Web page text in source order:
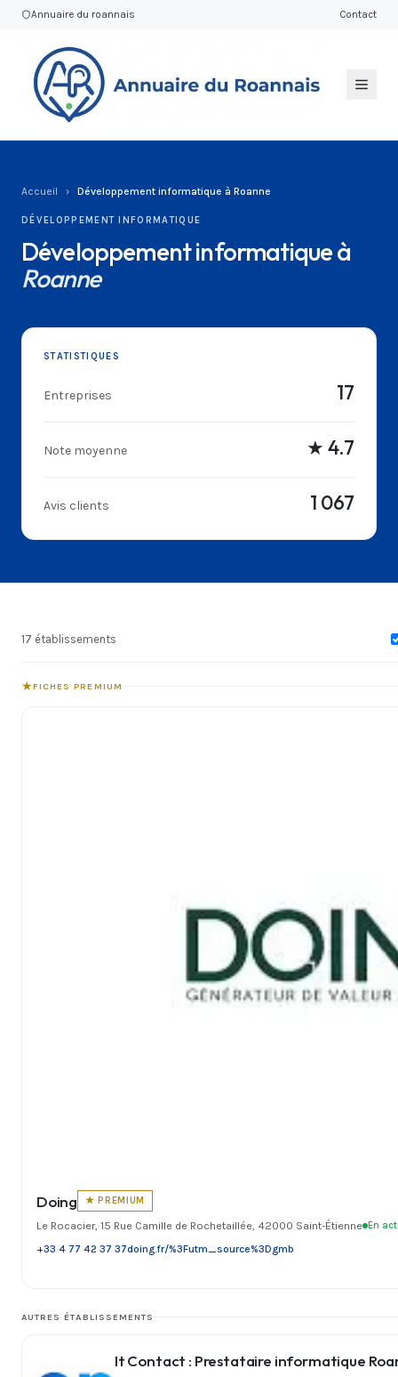
Annuaire du roannais Contact
Accueil › Développement informatique à Roanne
DÉVELOPPEMENT INFORMATIQUE
Développement informatique à
Roanne
STATISTIQUES
Entreprises 17
Note moyenne ★ 4.7
Avis clients 1 067
17 établissements
★FICHES PREMIUM
Doing ★ PREMIUM
Le Rocacier, 15 Rue Camille de Rochetaillée, 42000 Saint-Étienne En
+33 4 77 42 37 37doing.fr/%3Futm_source%3Dgmb
AUTRES ÉTABLISSEMENTS
It Contact : Prestataire informatique